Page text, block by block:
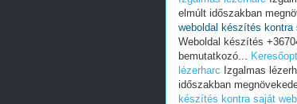
elmúlt időszakban
weboldal készítés kontra
Weboldal készítés
bemutatkozó...
lézerharc Izgalmas
időszakban
készítés kontra saját